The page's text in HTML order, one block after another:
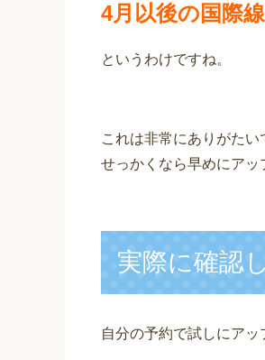
4月以後の国際
というわけですね。
これは非常にありがたい
せっかくなら早めにアッ
実際に確認
自分の予約で試しにアッ